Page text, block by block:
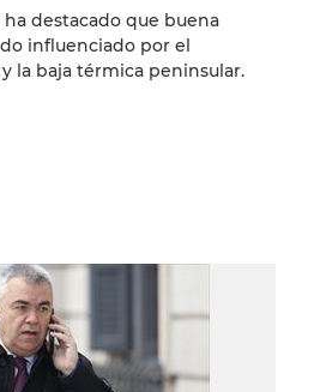
destacado que buena
influenciado por el
la baja térmica peninsular.